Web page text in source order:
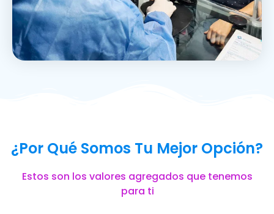
¿Por Qué Somos Tu Mejor Opción?
Estos son los valores agregados que tenemos
para ti